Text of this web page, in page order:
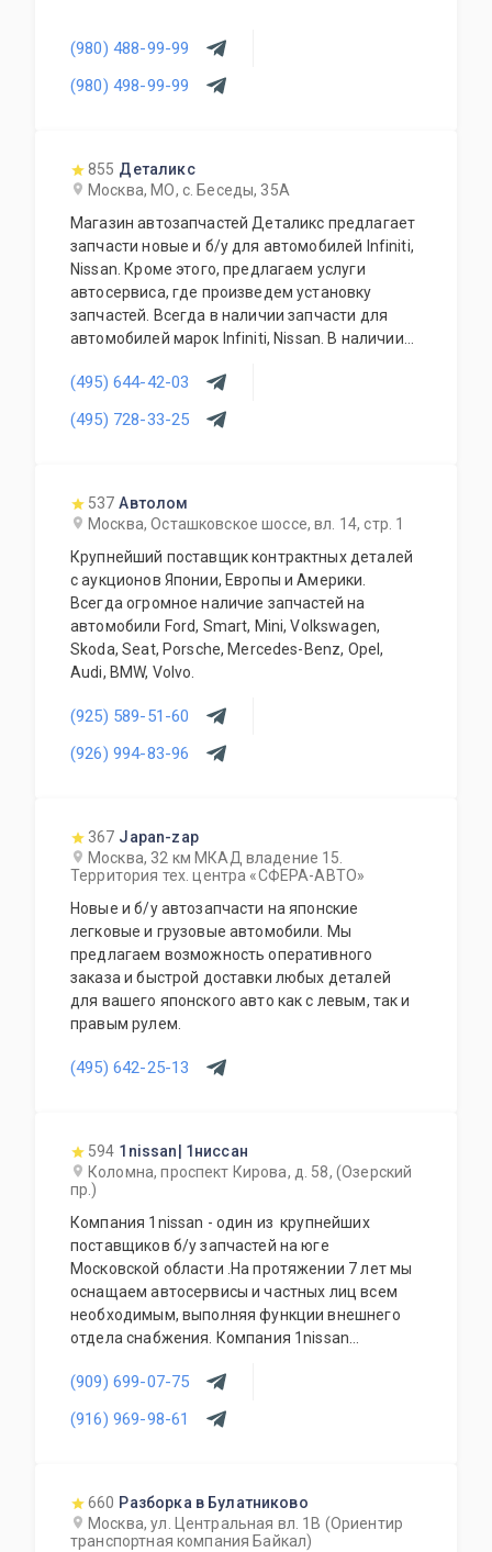
(980) 488-99-99
(980) 498-99-99
855 Деталикс
Москва, МО, с. Беседы, 35А
Магазин автозапчастей Деталикс предлагает
запчасти новые и б/у для автомобилей Infiniti,
Nissan. Кроме этого, предлагаем услуги
автосервиса, где произведем установку
запчастей. Всегда в наличии запчасти для
автомобилей марок Infiniti, Nissan. В наличии
гарантию на все автозапчасти и гарантирует
качество выполненных работ.
(495) 644-42-03
(495) 728-33-25
537 Автолом
Москва, Осташковское шоссе, вл. 14, стр. 1
Крупнейший поставщик контрактных деталей
с аукционов Японии, Европы и Америки.
Всегда огромное наличие запчастей на
автомобили Ford, Smart, Mini, Volkswagen,
Skoda, Seat, Porsche, Mercedes-Benz, Opel,
Audi, BMW, Volvo.
(925) 589-51-60
(926) 994-83-96
367 Japan-zap
Москва, 32 км МКАД владение 15.
Территория тех. центра «СФЕРА-АВТО»
Новые и б/у автозапчасти на японские
легковые и грузовые автомобили. Мы
предлагаем возможность оперативного
заказа и быстрой доставки любых деталей
для вашего японского авто как с левым, так и
правым рулем.
(495) 642-25-13
594 1nissan| 1ниссан
Коломна, проспект Кирова, д. 58, (Озерский
пр.)
Компания 1nissan - один из крупнейших
поставщиков б/у запчастей на юге
Московской области .На протяжении 7 лет мы
оснащаем автосервисы и частных лиц всем
необходимым, выполняя функции внешнего
отдела снабжения. Компания 1nissan
электрику, двигатели, коробки передач и
(909) 699-07-75
(916) 969-98-61
660 Разборка в Булатниково
Москва, ул. Центральная вл. 1В (Ориентир
транспортная компания Байкал)